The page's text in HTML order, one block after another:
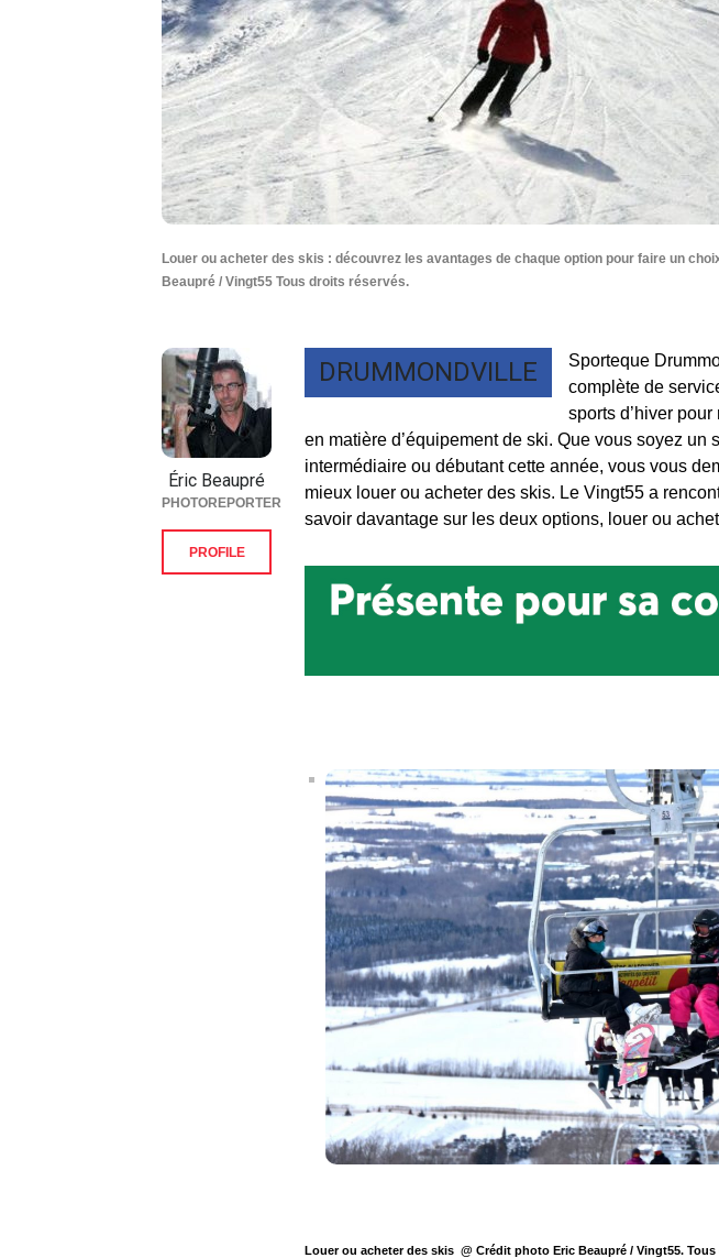
Louer ou acheter des skis : découvrez les avantages de chaque option pour faire un
Beaupré / Vingt55 Tous droits réservés.
DRUMMONDVILLE
Sporteque
complète de
sports d’hiver
en matière d’équipement de ski. Que vous soyez un
intermédiaire ou débutant cette année, vous vous
mieux louer ou acheter des skis. Le Vingt55 a
savoir davantage sur les deux options, louer ou
Louer ou acheter des skis @ Crédit photo Eric Beaupré / Vingt55.
Éric Beaupré
PHOTOREPORTER
PROFILE